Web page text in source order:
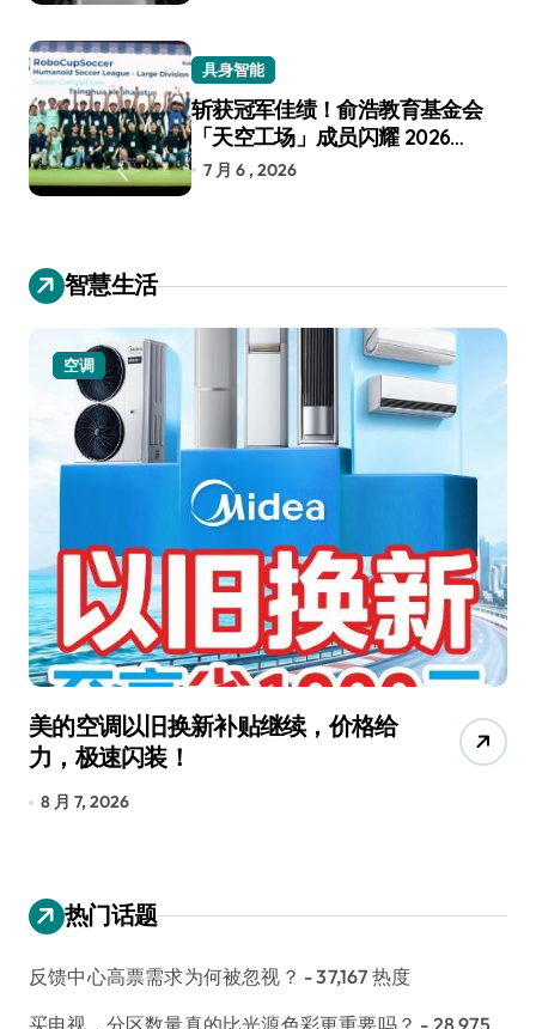
具身智能
斩获冠军佳绩！俞浩教育基金会
「天空工场」成员闪耀 2026
RoboCup 机器人世界杯
7 月 6 , 2026
智慧生活
以旧换新补贴继续，价格给
闪装！
小家电
追觅清洁电
4000万台
热门话题
反馈中心高票需求为何被忽视？ - 37,167 热度
买电视，分区数量真的比光源色彩更重要吗？ - 28,975